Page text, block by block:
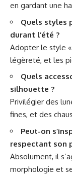
en gardant une
Quels styles
durant l’été ?
Adopter le style
légèreté, et les
Quels
silhouette ?
Privilégier des
fines, et des
Peut-on
respectant son
Absolument, il
morphologie et